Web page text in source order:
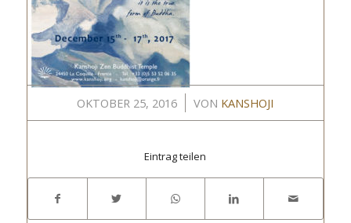
OKTOBER 25, 2016
/ VON KANSHOJI
Eintrag teilen